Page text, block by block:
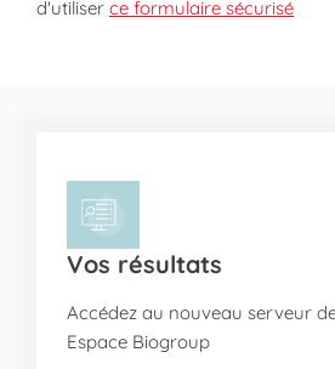
d'utiliser ce formulaire sécurisé
Vos résultats
Accédez au nouveau serveur
Espace Biogroup